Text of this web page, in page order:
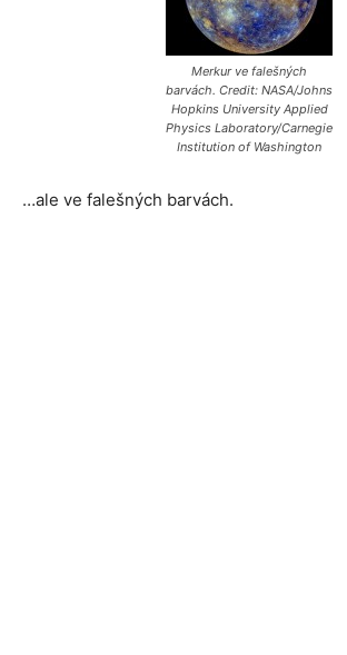
Merkur ve falešných
barvách. Credit: NASA/Johns
Hopkins University Applied
Physics Laboratory/Carnegie
Institution of Washington
…ale ve falešných barvách.